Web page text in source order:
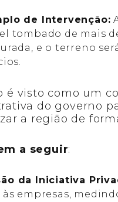
de Intervenção:
tombado de mais
e o terreno
é visto como um
do governo
a região de
a seguir:
da Iniciativa
às empresas,